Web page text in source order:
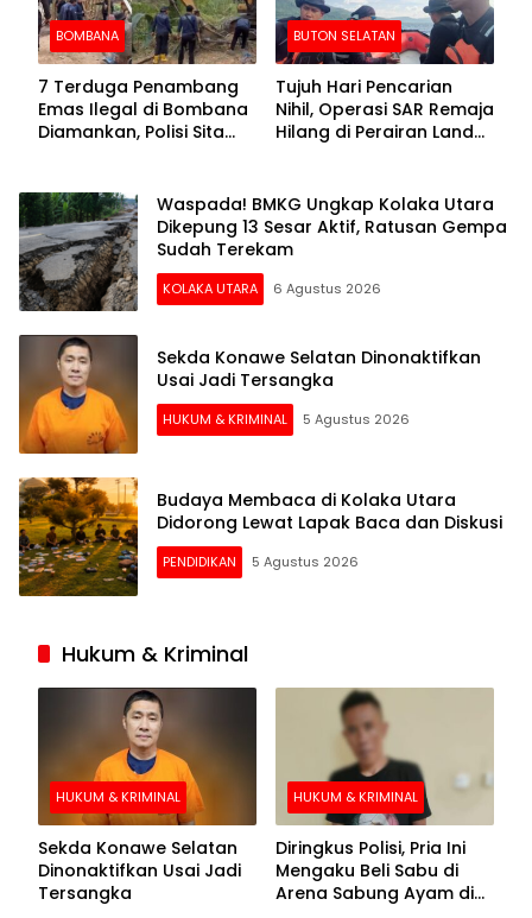
BOMBANA
7 Terduga Penambang
Emas Ilegal di Bombana
Diamankan, Polisi Sita
BUTON SELATAN
Tujuh Hari Pencarian
Nihil, Operasi SAR Remaja
Hilang di Perairan Lande
Waspada! BMKG Ungkap Kolaka Utara
Dikepung 13 Sesar Aktif, Ratusan Gempa
Sudah Terekam
KOLAKA UTARA 6 Agustus 2026
Sekda Konawe Selatan Dinonaktifkan
Usai Jadi Tersangka
HUKUM & KRIMINAL 5 Agustus 2026
Budaya Membaca di Kolaka Utara
Didorong Lewat Lapak Baca dan Diskusi
PENDIDIKAN 5 Agustus 2026
Hukum & Kriminal
HUKUM & KRIMINAL
Sekda Konawe Selatan
Dinonaktifkan Usai Jadi
Tersangka
HUKUM & KRIMINAL
Diringkus Polisi, Pria Ini
Mengaku Beli Sabu di
Arena Sabung Ayam di